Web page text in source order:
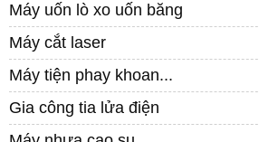
Máy uốn lò xo uốn băng
Máy cắt laser
Máy tiện phay khoan...
Gia công tia lửa điện